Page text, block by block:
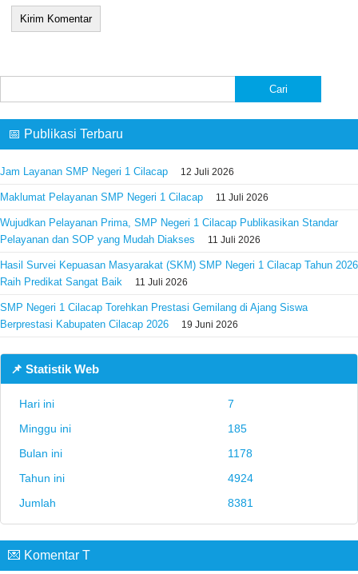
untuk:
📅 Publikasi Terbaru
Jam Layanan SMP Negeri 1 Cilacap 12 Juli 2026
Maklumat Pelayanan SMP Negeri 1 Cilacap 11 Juli 2026
Wujudkan Pelayanan Prima, SMP Negeri 1 Cilacap Publikasikan Standar
Pelayanan dan SOP yang Mudah Diakses
11 Juli 2026
Hasil Survei Kepuasan Masyarakat (SKM) SMP Negeri 1 Cilacap Tahun 2026
Raih Predikat Sangat Baik
11 Juli 2026
SMP Negeri 1 Cilacap Torehkan Prestasi Gemilang di Ajang Siswa
Berprestasi Kabupaten Cilacap 2026
19 Juni 2026
📌 Statistik Web
Hari ini
7
Minggu ini
185
Bulan ini
1178
Tahun ini
4924
Jumlah
8381
💌 Komentar T